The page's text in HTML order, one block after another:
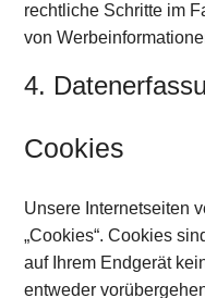
rechtliche Schritte im
von
4.
Cookies
Unsere Internetseiten
„Cookies“. Cookies
auf Ihrem Endgerät
entweder